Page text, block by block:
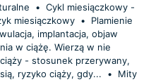
• Cykl miesiączkowy -
miesiączkowy •
Plamienie
implantacja, objaw
w ciążę. Wierzą w nie
- stosunek przerywany,
ryzyko ciąży, gdy...
•
Mity